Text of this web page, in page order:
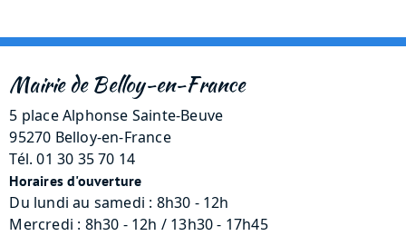
Mairie de Belloy-en-France
5 place Alphonse Sainte-Beuve
95270 Belloy-en-France
Tél. 01 30 35 70 14
Horaires d'ouverture
Du lundi au samedi : 8h30 - 12h
Mercredi : 8h30 - 12h / 13h30 - 17h45